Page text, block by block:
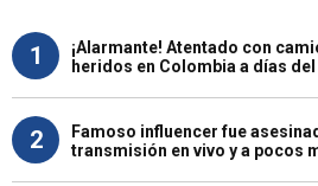
1
¡Alarmante! Atentado con
heridos en Colombia a días
2
Famoso influencer fue
transmisión en vivo y a pocos